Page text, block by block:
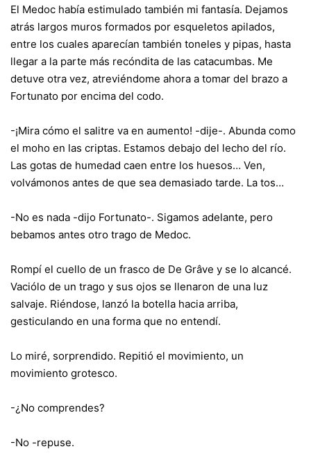
El Medoc había estimulado también mi fantasía. Dejamos
atrás largos muros formados por esqueletos apilados,
entre los cuales aparecían también toneles y pipas, hasta
llegar a la parte más recóndita de las catacumbas. Me
detuve otra vez, atreviéndome ahora a tomar del brazo a
Fortunato por encima del codo.
-¡Mira cómo el salitre va en aumento! -dije-. Abunda como
el moho en las criptas. Estamos debajo del lecho del río.
Las gotas de humedad caen entre los huesos… Ven,
volvámonos antes de que sea demasiado tarde. La tos…
-No es nada -dijo Fortunato-. Sigamos adelante, pero
bebamos antes otro trago de Medoc.
Rompí el cuello de un frasco de De Grâve y se lo alcancé.
Vaciólo de un trago y sus ojos se llenaron de una luz
salvaje. Riéndose, lanzó la botella hacia arriba,
gesticulando en una forma que no entendí.
Lo miré, sorprendido. Repitió el movimiento, un
movimiento grotesco.
-¿No comprendes?
-No -repuse.